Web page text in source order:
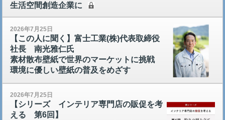
生活空間創造企業に
2026年7月25日
【この人に聞く】富士工業(株)代表取締役
社長 南光雅仁氏
素材散布壁紙で世界のマーケットに挑戦
環境に優しい壁紙の普及をめざす
2026年7月25日
【シリーズ インテリア専門店の販促を考
える 第6回】